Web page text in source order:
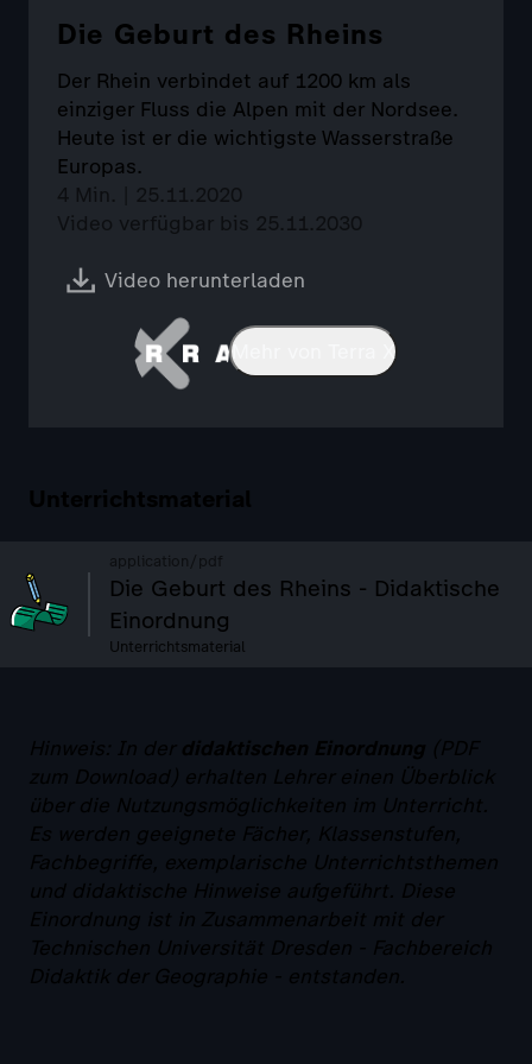
Die Geburt des Rheins
Der Rhein verbindet auf 1200 km als
einziger Fluss die Alpen mit der Nordsee.
Heute ist er die wichtigste Wasserstraße
Europas.
4 Min. | 25.11.2020
Video verfügbar bis 25.11.2030
Video herunterladen
Mehr von Terra X
Unterrichtsmaterial
application/pdf
Die Geburt des Rheins - Didaktische
Einordnung
Unterrichtsmaterial
Hinweis: In der didaktischen Einordnung (PDF
zum Download) erhalten Lehrer einen Überblick
über die Nutzungsmöglichkeiten im Unterricht.
Es werden geeignete Fächer, Klassenstufen,
Fachbegriffe, exemplarische Unterrichtsthemen
und didaktische Hinweise aufgeführt. Diese
Einordnung ist in Zusammenarbeit mit der
Technischen Universität Dresden - Fachbereich
Didaktik der Geographie - entstanden.